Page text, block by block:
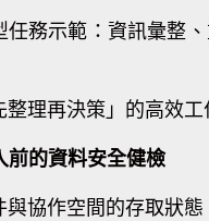
任務示範：資訊彙整
整理再決策」的高效
前的資料安全健檢
與協作空間的存取狀態